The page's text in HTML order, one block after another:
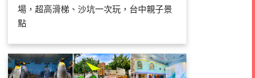
場，超高滑梯、沙坑一次玩，台中親子景
點